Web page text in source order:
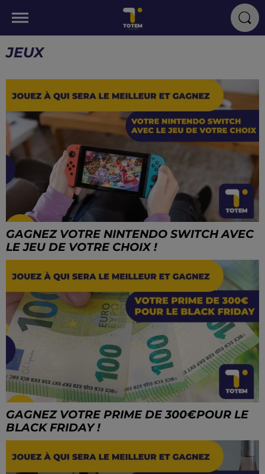
JEUX
GAGNEZ VOTRE NINTENDO SWITCH AVEC
LE JEU DE VOTRE CHOIX !
GAGNEZ VOTRE PRIME DE 300€POUR LE
BLACK FRIDAY !